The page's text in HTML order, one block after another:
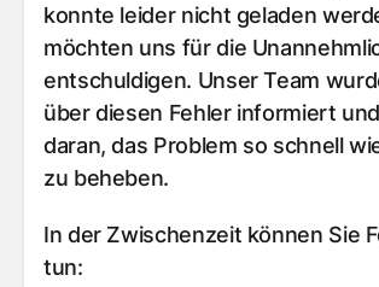
konnte leider nicht geladen
möchten uns für die
entschuldigen. Unser Team
über diesen Fehler informiert
daran, das Problem so schnell
zu beheben.
In der Zwischenzeit können Sie
tun: